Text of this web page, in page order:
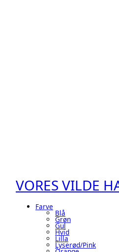
VORES VILDE
Farve
Blå
Grøn
Gul
Hvid
Lilla
Lyserød/pink